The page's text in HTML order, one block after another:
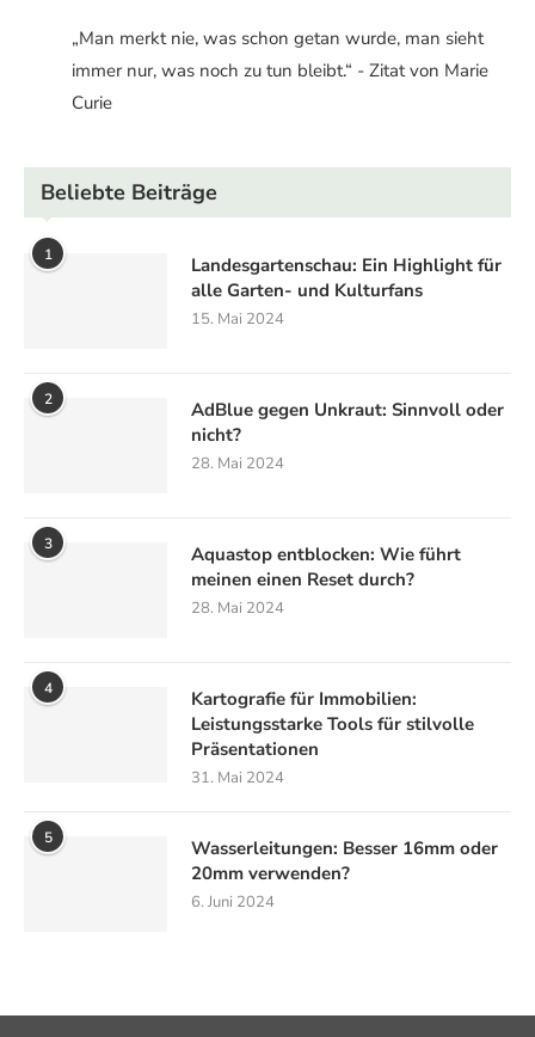
„Man merkt nie, was schon getan wurde, man sieht
immer nur, was noch zu tun bleibt.“ - Zitat von Marie
Curie
Beliebte Beiträge
1
Landesgartenschau: Ein Highlight für
alle Garten- und Kulturfans
15. Mai 2024
2
AdBlue gegen Unkraut: Sinnvoll oder
nicht?
28. Mai 2024
3
Aquastop entblocken: Wie führt
meinen einen Reset durch?
28. Mai 2024
4
Kartografie für Immobilien:
Leistungsstarke Tools für stilvolle
Präsentationen
31. Mai 2024
5
Wasserleitungen: Besser 16mm oder
20mm verwenden?
6. Juni 2024